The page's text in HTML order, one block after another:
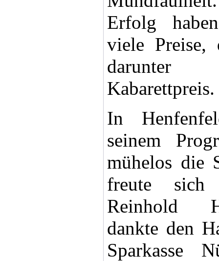
Erfolg
viele Preise,
darunter
Kabarettpreis.
In
seinem
mühelos die
freute sich
Reinhold
dankte den
Sparkasse